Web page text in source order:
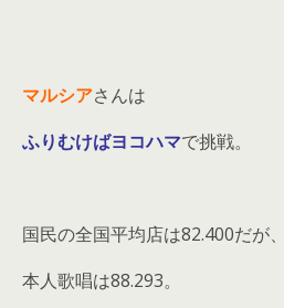
マルシアさんは
ふりむけばヨコハマで挑戦。
国民の全国平均店は82.400だが、
本人歌唱は88.293。